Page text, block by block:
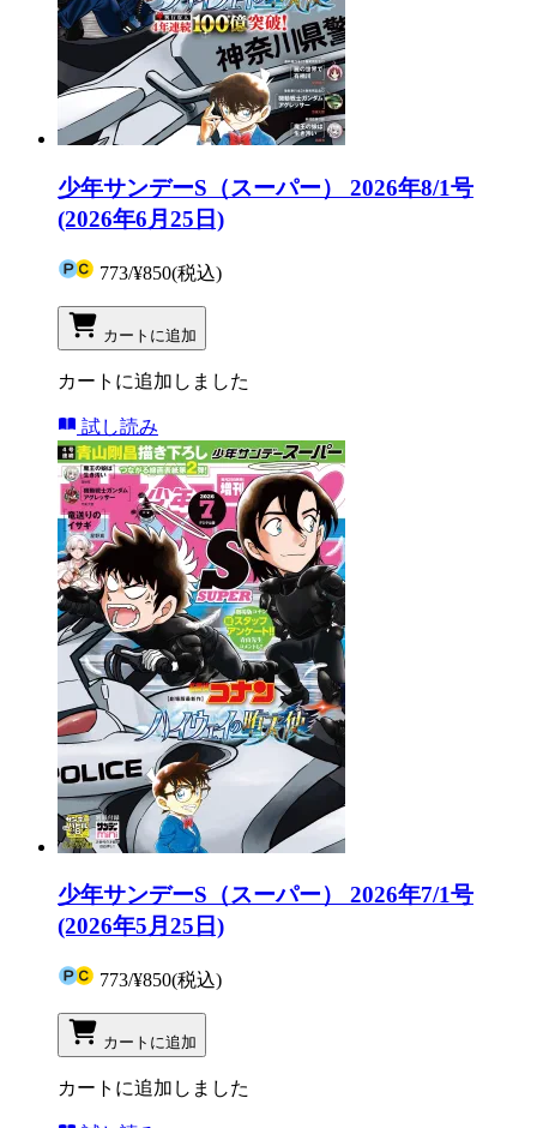
少年サンデーS（スーパー） 2026年8/1号
(2026年6月25日)
773/¥850(税込)
カートに追加
カートに追加しました
試し読み
少年サンデーS（スーパー） 2026年7/1号
(2026年5月25日)
773/¥850(税込)
カートに追加
カートに追加しました